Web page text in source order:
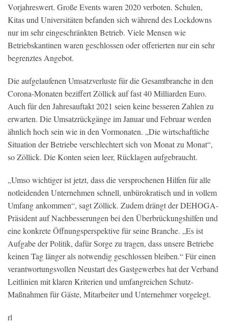
Vorjahreswert. Große Events waren 2020 verboten. Schulen,
Kitas und Universitäten befanden sich während des Lockdowns
nur im sehr eingeschränkten Betrieb. Viele Mensen wie
Betriebskantinen waren geschlossen oder offerierten nur ein sehr
begrenztes Angebot.
Die aufgelaufenen Umsatzverluste für die Gesamtbranche in den
Corona-Monaten beziffert Zöllick auf fast 40 Milliarden Euro.
Auch für den Jahresauftakt 2021 seien keine besseren Zahlen zu
erwarten. Die Umsatzrückgänge im Januar und Februar werden
ähnlich hoch sein wie in den Vormonaten. „Die wirtschaftliche
Situation der Betriebe verschlechtert sich von Monat zu Monat“,
so Zöllick. Die Konten seien leer, Rücklagen aufgebraucht.
„Umso wichtiger ist jetzt, dass die versprochenen Hilfen für alle
notleidenden Unternehmen schnell, unbürokratisch und in vollem
Umfang ankommen“, sagt Zöllick. Zudem drängt der DEHOGA-
Präsident auf Nachbesserungen bei den Überbrückungshilfen und
eine konkrete Öffnungsperspektive für seine Branche. „Es ist
Aufgabe der Politik, dafür Sorge zu tragen, dass unsere Betriebe
keinen Tag länger als notwendig geschlossen bleiben.“ Für einen
verantwortungsvollen Neustart des Gastgewerbes hat der Verband
Leitlinien mit klaren Kriterien und umfangreichen Schutz-
Maßnahmen für Gäste, Mitarbeiter und Unternehmer vorgelegt.
rl